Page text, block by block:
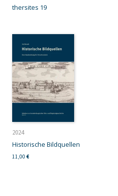
thersites 19
2024
Historische Bildquellen
11,00 €